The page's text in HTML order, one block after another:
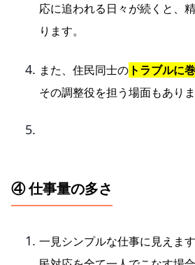
応に追われる日々が続くと、
ります。
また、住民同士の トラブルに
その調整役を担う場面もありま
④ 仕事量の多さ
一見シンプルな仕事に見えま